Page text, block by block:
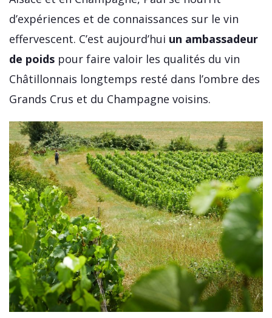
d’expériences et de connaissances sur le vin
effervescent. C’est aujourd’hui un ambassadeur
de poids pour faire valoir les qualités du vin
Châtillonnais longtemps resté dans l’ombre des
Grands Crus et du Champagne voisins.